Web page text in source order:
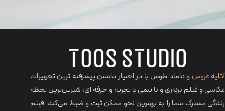
آتلیه عروس و داماد طوس با در اختیار داشتن پیشرفته ترین تجهیزات
عکاسی و فیلم برداری و با تیمی با تجربه و حرفه‌ ای، شیرین‌ترین لحظه
زندگی مشترک شما را به بهترین نحو ممکن ثبت و ضبط می‌کند. فیلم